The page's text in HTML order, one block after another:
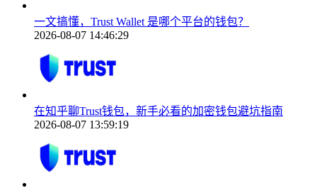
一文搞懂，Trust Wallet 是哪个平台的钱包？
2026-08-07 14:46:29
在知乎聊Trust钱包，新手必看的加密钱包避坑指南
2026-08-07 13:59:19